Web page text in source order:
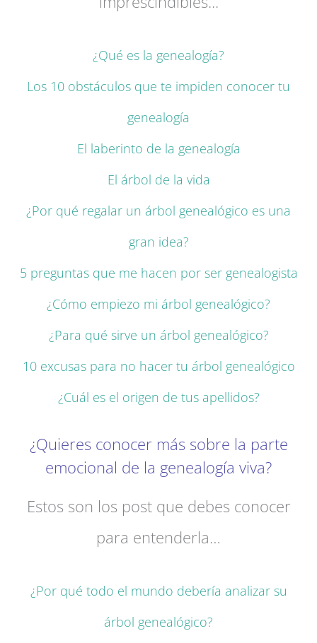
¿Qué es la genealogía?
Los 10 obstáculos que te impiden conocer tu
genealogía
El laberinto de la genealogía
El árbol de la vida
¿Por qué regalar un árbol genealógico es una
gran idea?
5 preguntas que me hacen por ser genealogista
¿Cómo empiezo mi árbol genealógico?
¿Para qué sirve un árbol genealógico?
10 excusas para no hacer tu árbol genealógico
¿Cuál es el origen de tus apellidos?
¿Quieres conocer más sobre la parte
emocional de la genealogía viva?
Estos son los post que debes conocer
para entenderla…
¿Por qué todo el mundo debería analizar su
árbol genealógico?